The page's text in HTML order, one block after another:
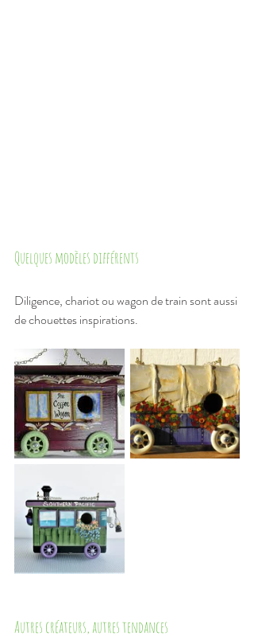
Quelques modèles différents
Diligence, chariot ou wagon de train sont aussi
de chouettes inspirations.
Autres créateurs, autres tendances